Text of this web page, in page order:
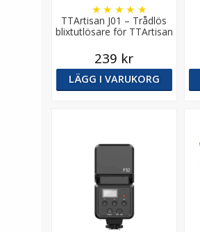
TTArtisan J01 – Trådlös
blixtutlösare för TTArtisan
★ ★ ★ ★ ★
239 kr
LÄGG I VARUKORG